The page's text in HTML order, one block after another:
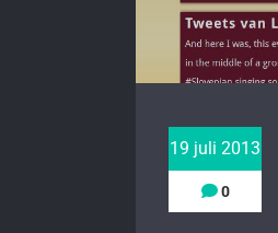
19 juli 2013
0